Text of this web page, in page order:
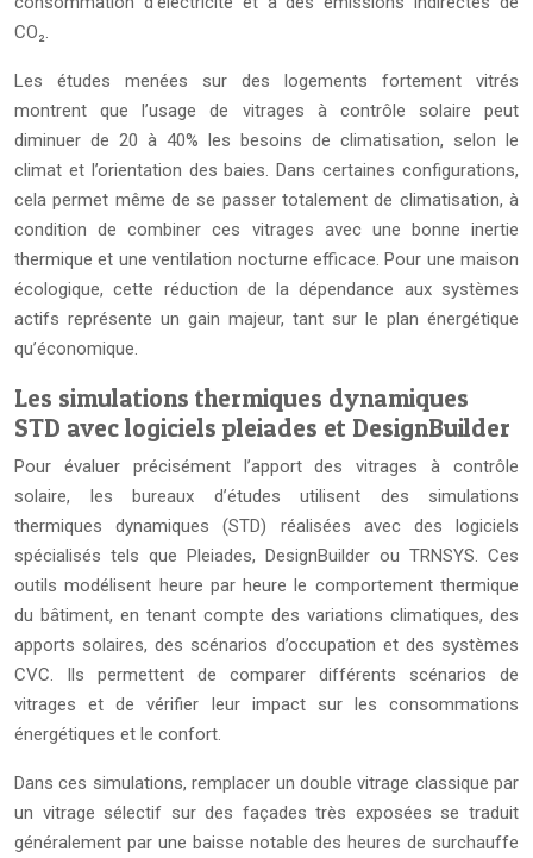
CO₂.
Les études menées sur des logements fortement vitrés
montrent que l’usage de vitrages à contrôle solaire peut
diminuer de 20 à 40% les besoins de climatisation, selon le
climat et l’orientation des baies. Dans certaines configurations,
cela permet même de se passer totalement de climatisation, à
condition de combiner ces vitrages avec une bonne inertie
thermique et une ventilation nocturne efficace. Pour une maison
écologique, cette réduction de la dépendance aux systèmes
actifs représente un gain majeur, tant sur le plan énergétique
qu’économique.
Les simulations thermiques dynamiques
STD avec logiciels pleiades et DesignBuilder
Pour évaluer précisément l’apport des vitrages à contrôle
solaire, les bureaux d’études utilisent des simulations
thermiques dynamiques (STD) réalisées avec des logiciels
spécialisés tels que Pleiades, DesignBuilder ou TRNSYS. Ces
outils modélisent heure par heure le comportement thermique
du bâtiment, en tenant compte des variations climatiques, des
apports solaires, des scénarios d’occupation et des systèmes
CVC. Ils permettent de comparer différents scénarios de
vitrages et de vérifier leur impact sur les consommations
énergétiques et le confort.
Dans ces simulations, remplacer un double vitrage classique par
un vitrage sélectif sur des façades très exposées se traduit
généralement par une baisse notable des heures de surchauffe